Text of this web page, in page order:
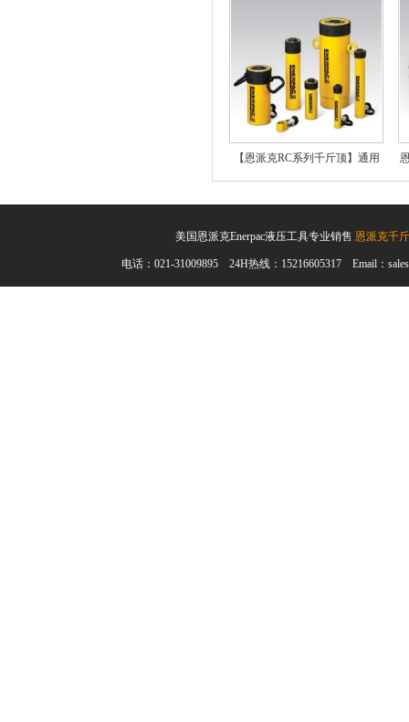
【恩派克RC系列千斤顶】通用
美国恩派克Enerpac液压工具专业销售 恩派克千
电话：021-31009895 24H热线：15216605317 Email：